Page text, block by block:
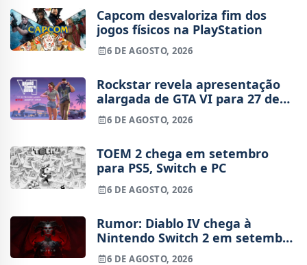
Capcom desvaloriza fim dos
jogos físicos na PlayStation
6 DE AGOSTO, 2026
Rockstar revela apresentação
alargada de GTA VI para 27 de
agosto
6 DE AGOSTO, 2026
TOEM 2 chega em setembro
para PS5, Switch e PC
6 DE AGOSTO, 2026
Rumor: Diablo IV chega à
Nintendo Switch 2 em setembro
e vai custar o preço de um jogo
6 DE AGOSTO, 2026